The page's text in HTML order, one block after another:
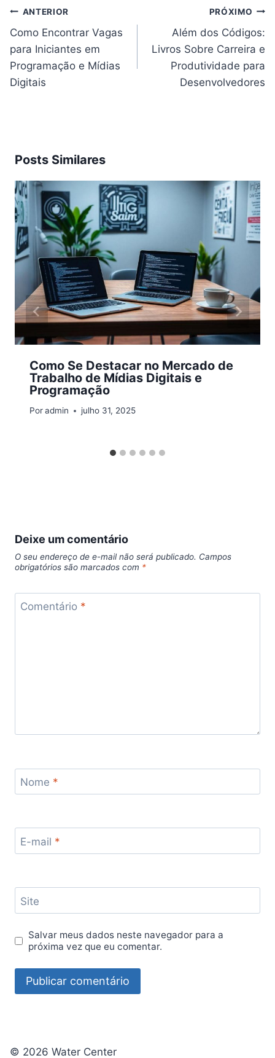
Navegação
Post
ANTERIOR
Como Encontrar Vagas
para Iniciantes em
Programação e Mídias
Digitais
PRÓXIMO
Além dos Códigos:
Livros Sobre Carreira e
Produtividade para
Desenvolvedores
Posts Similares
Como Se Destacar no Mercado de
Trabalho de Mídias Digitais e
Programação
Poradmin julho 31, 2025
Deixe um comentário
O seu endereço de e-mail não será publicado. Campos
obrigatórios são marcados com *
Comentário *
Nome *
E-mail *
Site
Salvar meus dados neste navegador para a
próxima vez que eu comentar.
© 2026 Water Center